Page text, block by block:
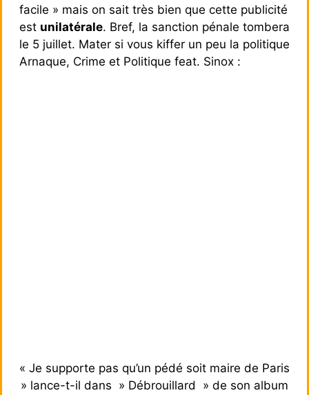
facile » mais on sait très bien que cette publicité
est unilatérale. Bref, la sanction pénale tombera
le 5 juillet. Mater si vous kiffer un peu la politique
Arnaque, Crime et Politique feat. Sinox :
« Je supporte pas qu’un pédé soit maire de Paris
» lance-t-il dans » Débrouillard » de son album